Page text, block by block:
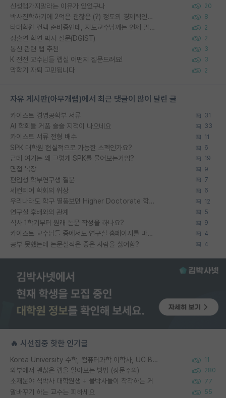
신생랩가지말라는 이유가 있었구나 20
박사진학하기에 2억은 괜찮은 (?) 정도의 경제력인가요 8
타대학원 컨텍 준비중인데, 지도교수님께는 언제 말씀드려야 할까요? 2
정출연 학연 박사 질문(DGIST) 2
통신 관련 랩 추천 3
K 전전 교수님들 랩실 어떤지 질문드려요! 3
막학기 자퇴 고민됩니다 2
자유 게시판(아무개랩)에서 최근 댓글이 많이 달린 글
카이스트 경영공학부 서류 31
AI 학회들 거품 슬슬 지적이 나오네요 33
카이스트 서류 전형 배수 11
SPK 대학원 현실적으로 가능한 스펙인가요? 6
근데 여기는 왜 그렇게 SPK를 물어보는거임? 19
면접 복장 9
편입생 학부연구생 질문 7
세컨티어 학회의 위상 6
우리나라도 학구 열풍보면 Higher Doctorate 학위가 필요하다고 봅니다. 12
연구실 후배와의 관계 5
석사 1학기부터 원래 논문 작성을 하나요? 9
카이스트 교수님들 중에서도 연구실 홈페이지를 마련 안 하신 분들이 계시던데 4
공부 못했는데 논문실적은 좋은 사람을 싫어함? 4
🔥 시선집중 핫한 인기글
Korea University 수학, 컴퓨터과학 이학사, UC Berkeley 산업공학 대학원 공학박사가 되는 것은 쉽지 않겠죠? 11
외부에서 괜찮은 랩을 알아보는 방법 (장문주의) 280
소재분야 석박사 대학원생 + 물박사들이 착각하는 거 77
말바꾸기 하는 교수는 피하세요 55